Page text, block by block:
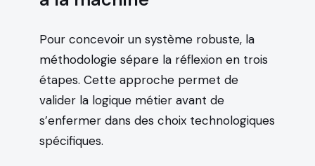
Pour concevoir un système robuste, la
méthodologie sépare la réflexion en trois
étapes. Cette approche permet de
valider la logique métier avant de
s’enfermer dans des choix technologiques
spécifiques.